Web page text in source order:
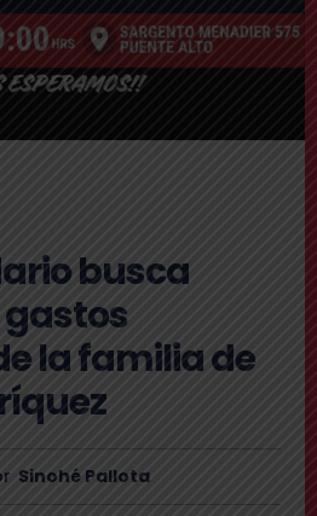
busca
la familia de
Sinohé Pallota